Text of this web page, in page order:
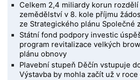
Celkem 2,4 miliardy korun
zemědělství v 8. kole příjmu
ze Strategického plánu Společné
Státní fond podpory investic
program revitalizace velkých
plánu obnovy
Plavební stupeň Děčín vstupuje
Výstavba by mohla začít už v